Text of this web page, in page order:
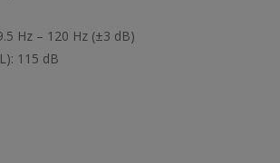
Hz – 120 Hz (±3 dB)
115 dB